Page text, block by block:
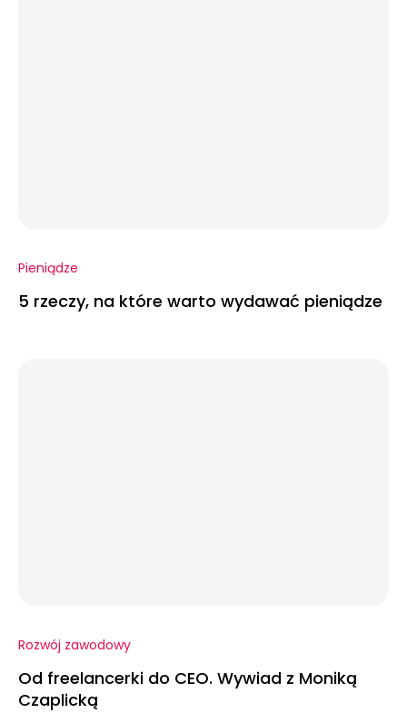
Pieniądze
5 rzeczy, na które warto wydawać pieniądze
Rozwój zawodowy
Od freelancerki do CEO. Wywiad z Moniką
Czaplicką